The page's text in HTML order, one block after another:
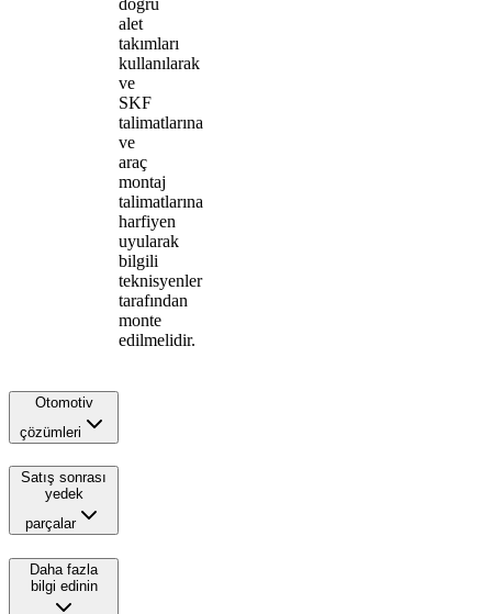
alet
takımları
kullanılarak
ve
SKF
talimatlarına
ve
araç
montaj
talimatlarına
harfiyen
uyularak
bilgili
teknisyenler
tarafından
monte
edilmelidir.
Otomotiv
çözümleri
Satış sonrası
yedek
parçalar
Daha fazla
bilgi edinin